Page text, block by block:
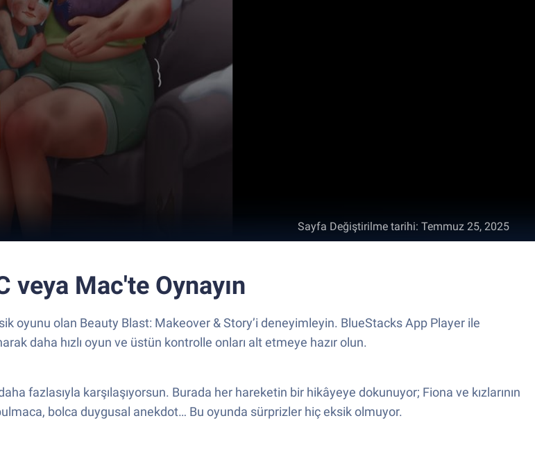
Sayfa Değiştirilme tarihi: Temmuz 25, 2025
veya Mac'te Oynayın
oyunu olan Beauty Blast: Makeover & Story’i deneyimleyin. BlueStacks App Player ile
daha hızlı oyun ve üstün kontrolle onları alt etmeye hazır olun.
fazlasıyla karşılaşıyorsun. Burada her hareketin bir hikâyeye dokunuyor; Fiona ve kızlarının
bolca duygusal anekdot… Bu oyunda sürprizler hiç eksik olmuyor.